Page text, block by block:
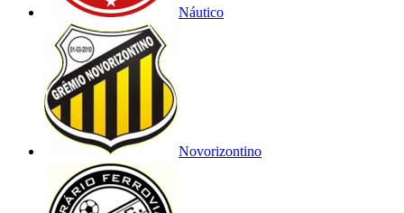
Náutico
Novorizontino